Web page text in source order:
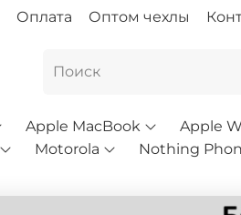
Оплата Оптом чехлы
Apple MacBook Apple
Motorola Nothing